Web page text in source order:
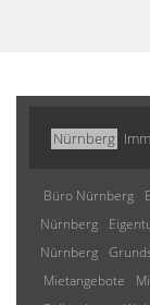
Nürnberg
Büro Nürnberg
Nürnberg
Nürnberg
Mietangebote